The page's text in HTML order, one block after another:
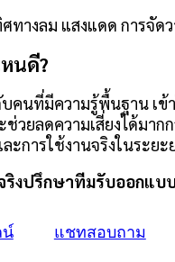
ทางลม แสงแดด การจัด
นดี?
คนที่มีความรู้พื้นฐาน เข้
วยลดความเสี่ยงได้มา
การใช้งานจริงในระยะ
ริงปรึกษาทีมรับออกแ
น์ แชทสอบถาม